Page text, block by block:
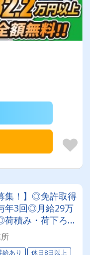
集！】◎免許取得
年3回◎月給29万
積み・荷下ろし
きたい方必見★
給あり 休日8日以上